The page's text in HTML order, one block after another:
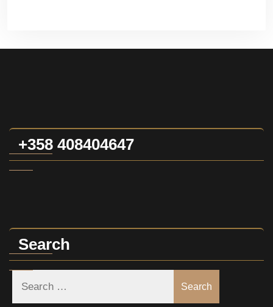
+358 408404647
Search
Search